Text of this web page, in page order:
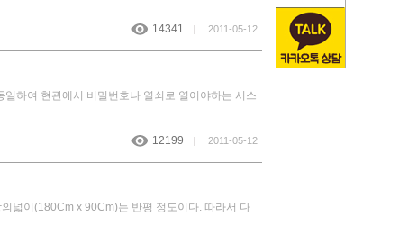
14341 | 2011-05-12
하여 현관에서 비밀번호나 열쇠로 열어야하는 시스
12199 | 2011-05-12
넓이(180Cm x 90Cm)는 반평 정도이다. 따라서 다